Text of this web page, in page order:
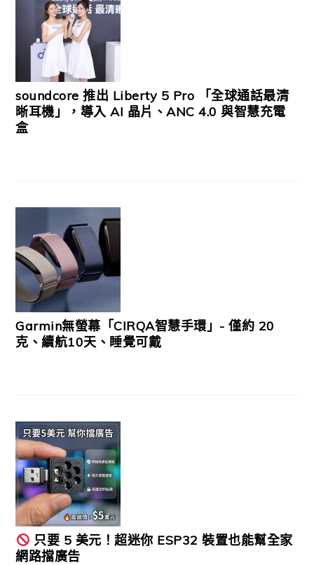
soundcore 推出 Liberty 5 Pro 「全球通話最清
晰耳機」，導入 AI 晶片、ANC 4.0 與智慧充電
盒
Garmin無螢幕「CIRQA智慧手環」- 僅約 20
克、續航10天、睡覺可戴
只要 5 美元！超迷你 ESP32 裝置也能幫全家
網路擋廣告